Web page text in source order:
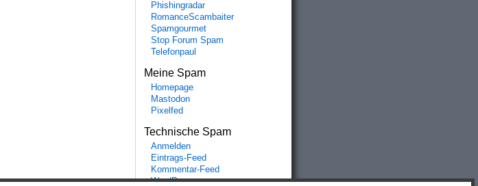
Phishingradar
RomanceScambaiter
Spamgourmet
Stop Forum Spam
Telefonpaul
Meine Spam
Homepage
Mastodon
Pixelfed
Technische Spam
Anmelden
Eintrags-Feed
Kommentar-Feed
WordPress.org